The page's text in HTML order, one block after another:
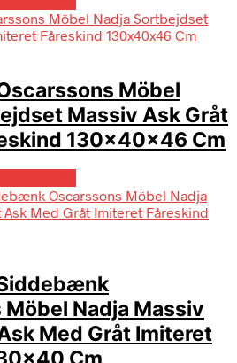
Möbel
Massiv Ask Gråt
130x40x46 Cm
Nadja Massiv
Med Gråt Imiteret